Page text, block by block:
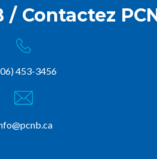
/ Contactez
453-3456